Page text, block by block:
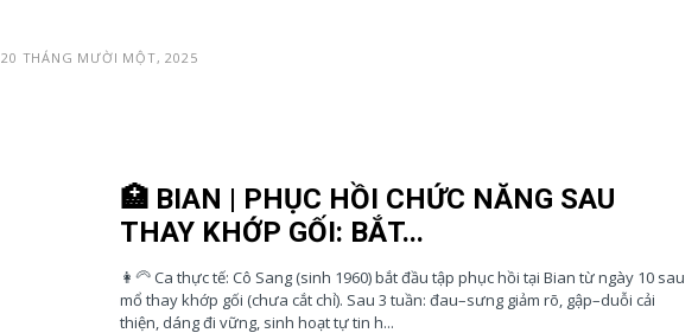
20 THÁNG MƯỜI MỘT, 2025
🏥 BIAN | PHỤC HỒI CHỨC NĂNG SAU
THAY KHỚP GỐI: BẮT...
👩‍🦳 Ca thực tế: Cô Sang (sinh 1960) bắt đầu tập phục hồi tại Bian từ ngày 10 sau
mổ thay khớp gối (chưa cắt chỉ). Sau 3 tuần: đau–sưng giảm rõ, gập–duỗi cải
thiện, dáng đi vững, sinh hoạt tự tin h...